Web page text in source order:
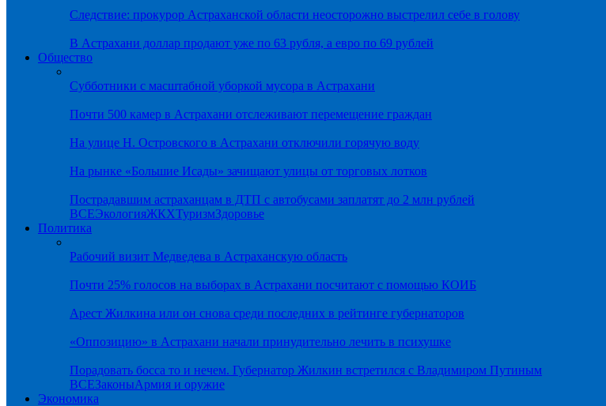
Следствие: прокурор Астраханской области неосторожно выстрелил себе в голову
В Астрахани доллар продают уже по 63 рубля, а евро по 69 рублей
Общество
Субботники с масштабной уборкой мусора в Астрахани
Почти 500 камер в Астрахани отслеживают перемещение граждан
На улице Н. Островского в Астрахани отключили горячую воду
На рынке «Большие Исады» зачищают улицы от торговых лотков
Пострадавшим астраханцам в ДТП с автобусами заплатят до 2 млн рублей
ВСЕЭкологияЖКХТуризмЗдоровье
Политика
Рабочий визит Медведева в Астраханскую область
Почти 25% голосов на выборах в Астрахани посчитают с помощью КОИБ
Арест Жилкина или он снова среди последних в рейтинге губернаторов
«Оппозицию» в Астрахани начали принудительно лечить в психушке
Порадовать босса то и нечем. Губернатор Жилкин встретился с Владимиром Путиным
ВСЕЗаконыАрмия и оружие
Экономика